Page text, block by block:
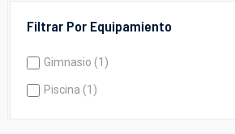
Filtrar Por Equipamiento
Gimnasio (1)
Piscina (1)